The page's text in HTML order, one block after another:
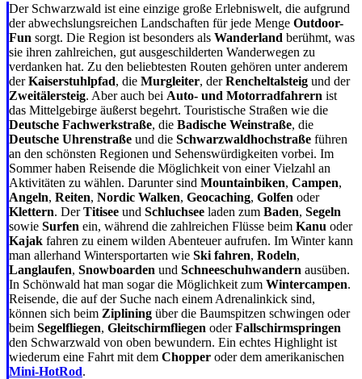
Der Schwarzwald ist eine einzige große Erlebniswelt, die aufgrund
der abwechslungsreichen Landschaften für jede Menge Outdoor-
Fun sorgt. Die Region ist besonders als Wanderland berühmt, was
sie ihren zahlreichen, gut ausgeschilderten Wanderwegen zu
verdanken hat. Zu den beliebtesten Routen gehören unter anderem
derKaiserstuhlpfad, die Murgleiter, derRencheltalsteig und der
Zweitälersteig. Aber auch bei Auto- und Motorradfahrern ist
das Mittelgebirge äußerst begehrt. Touristische Straßen wie die
Deutsche Fachwerkstraße, die Badische Weinstraße, die
Deutsche Uhrenstraße und die Schwarzwaldhochstraße führen
an den schönsten Regionen und Sehenswürdigkeiten vorbei. Im
Sommer haben Reisende die Möglichkeit von einer Vielzahl an
Aktivitäten zu wählen. Darunter sind Mountainbiken, Campen,
Angeln, Reiten, Nordic Walken, Geocaching, Golfen oder
Klettern. DerTitisee und Schluchsee laden zum Baden, Segeln
sowie Surfen ein, während die zahlreichen Flüsse beim Kanu oder
Kajak fahren zu einem wilden Abenteuer aufrufen. Im Winter kann
man allerhand Wintersportarten wie Ski fahren, Rodeln,
Langlaufen, Snowboarden und Schneeschuhwandern ausüben.
In Schönwald hat man sogar die Möglichkeit zum Wintercampen.
Reisende, die auf der Suche nach einem Adrenalinkick sind,
können sich beim Ziplining über die Baumspitzen schwingen oder
beim Segelfliegen, Gleitschirmfliegen oderFallschirmspringen
den Schwarzwald von oben bewundern. Ein echtes Highlight ist
wiederum eine Fahrt mit dem Chopper oder dem amerikanischen
Mini-HotRod.